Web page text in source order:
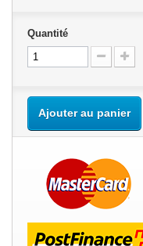
Quantité
Ajouter au panier